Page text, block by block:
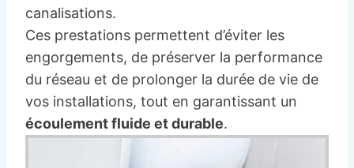
canalisations.
Ces prestations permettent d’éviter les
engorgements, de préserver la performance
du réseau et de prolonger la durée de vie de
vos installations, tout en garantissant un
écoulement fluide et durable.